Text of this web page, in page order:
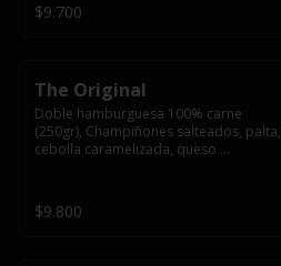
$9.700
The Original
Doble hamburguesa 100% carne
(250gr), Champiñones salteados, palta,
cebolla caramelizada, queso
fritas.
$9.800